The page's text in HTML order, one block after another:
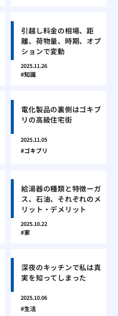
引越し料金の相場、距
離、荷物量、時期、オプ
ションで変動
2025.11.26
知識
電化製品の裏側はゴキブ
リの高級住宅街
2025.11.05
ゴキブリ
給湯器の種類と特徴ーガ
ス、石油、それぞれのメ
リット・デメリット
2025.10.22
家
深夜のキッチンで私は真
実を知ってしまった
2025.10.06
生活